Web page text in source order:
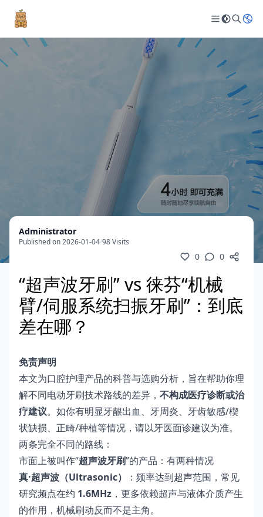
Administrator
Published on 2026-01-04/98 Visits
0 0
“超声波牙刷” vs 徕芬“机械
臂/伺服系统扫振牙刷”：到底
差在哪？
免责声明
本文为口腔护理产品的科普与选购分析，旨在帮助你理
解不同电动牙刷技术路线的差异， 不构成医疗诊断或治
疗建议。如你有明显牙龈出血、牙周炎、牙齿敏感/楔
状缺损、正畸/种植等情况，请以牙医面诊建议为准。
两条完全不同的路线：
市面上被叫作“超声波牙刷”的产品：有两种情况
真·超声波（Ultrasonic）
：频率达到超声范围，常见
研究频点在约 1.6MHz ，更多依赖超声与液体介质产生
的作用，机械刷动反而不是主角。